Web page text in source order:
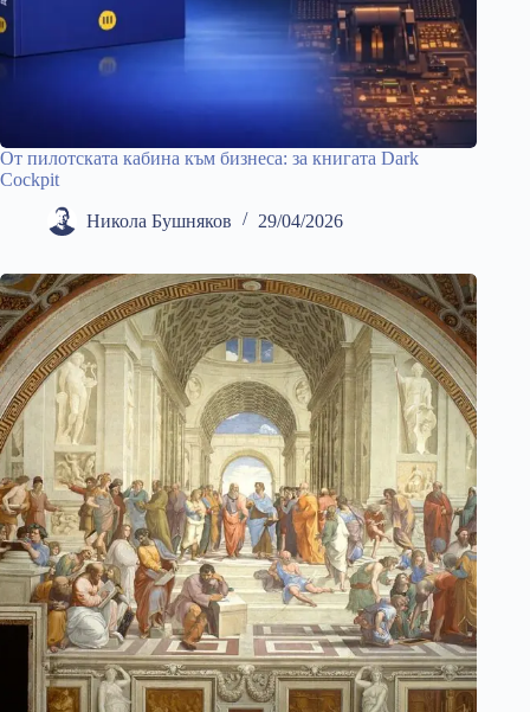
От пилотската кабина към бизнеса: за книгата Dark
Cockpit
Никола Бушняков 29/04/2026